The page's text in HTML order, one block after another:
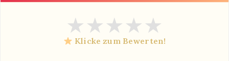
★★★★★
Klicke zum Bewerten!